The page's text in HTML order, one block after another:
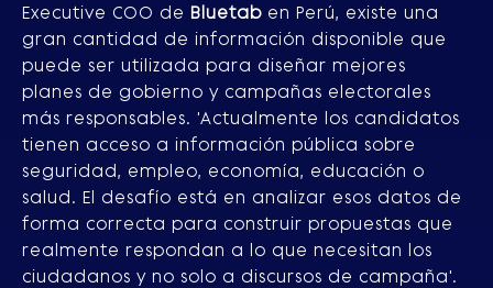
Executive COO de Bluetab en Perú, existe una
gran cantidad de información disponible que
puede ser utilizada para diseñar mejores
planes de gobierno y campañas electorales
más responsables. 'Actualmente los candidatos
tienen acceso a información pública sobre
seguridad, empleo, economía, educación o
salud. El desafío está en analizar esos datos de
forma correcta para construir propuestas que
realmente respondan a lo que necesitan los
ciudadanos y no solo a discursos de campaña'.